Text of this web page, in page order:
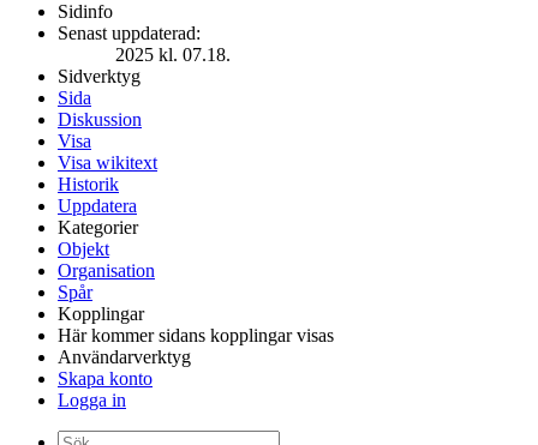
Sidinfo
Senast uppdaterad:
2025 kl. 07.18.
Sidverktyg
Sida
Diskussion
Visa
Visa wikitext
Historik
Uppdatera
Kategorier
Objekt
Organisation
Spår
Kopplingar
Här kommer sidans kopplingar visas
Användarverktyg
Skapa konto
Logga in